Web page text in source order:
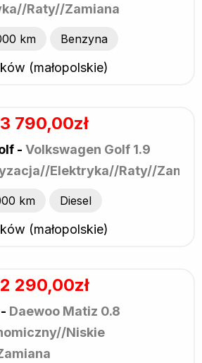
Raty//Zamiana
km Benzyna
(małopolskie)
3 790,00zł
- Volkswagen Golf 1.9
Elektryka//Raty//
km Diesel
(małopolskie)
2 290,00zł
Daewoo Matiz 0.8
Niskie